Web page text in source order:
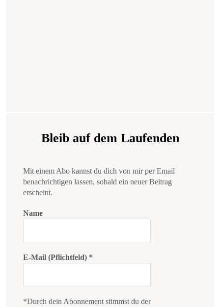
Bleib auf dem Laufenden
Mit einem Abo kannst du dich von mir per Email
benachrichtigen lassen, sobald ein neuer Beitrag
erscheint.
Name
E-Mail (Pflichtfeld) *
*Durch dein Abonnement stimmst du der